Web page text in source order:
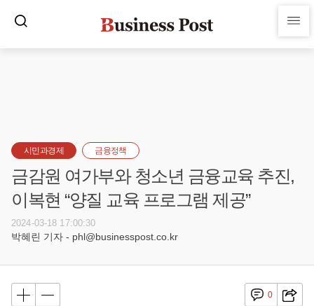
시민과경제 금융정책
금감원 여가부와 청소년 금융교육 추진,
이복현 “양질 교육 프로그램 제공”
2024-03-18 17:00:30
박혜린 기자 - phl@businesspost.co.kr
0